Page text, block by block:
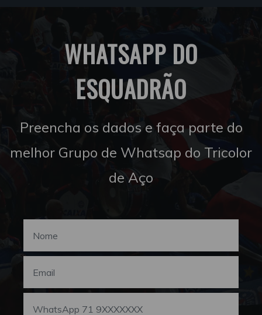
WHATSAPP DO
ESQUADRÃO
Preencha os dados e faça parte do
melhor Grupo de Whatsap do Tricolor
de Aço